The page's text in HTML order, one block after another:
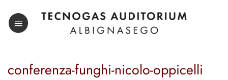
contenuti
conferenza-funghi-nicolo-oppicelli